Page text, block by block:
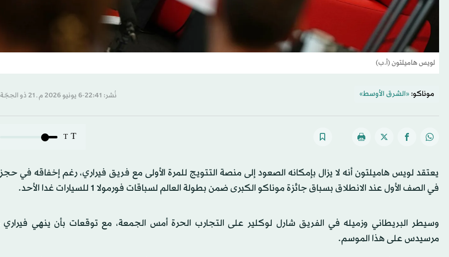
لويس هاميلتون (أ.ب)
موناكو: «الشرق الأوسط» نُشر: 22:41-6 يونيو 2026 م ـ 21 ذو الحِجّة 1447 هـ
T
T
يعتقد لويس هاميلتون أنه لا يزال بإمكانه الصعود إلى منصة التتويج للمرة الأولى مع فريق فيراري، رغم إخفاقه في
في الصف الأول عند الانطلاق بسباق جائزة موناكو الكبرى ضمن بطولة العالم لسباقات فورمولا 1 للسيارات غدا الأحد.
وسيطر البريطاني وزميله في الفريق شارل لوكلير على التجارب الحرة أمس الجمعة، مع توقعات بأن ينهي فيراري
مرسيدس على هذا الموسم.